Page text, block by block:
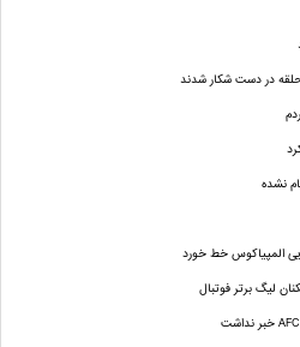
حلقه در دست شکار شدند
نشده
المپیاکوس خط خورد
لیگ برتر فوتبال